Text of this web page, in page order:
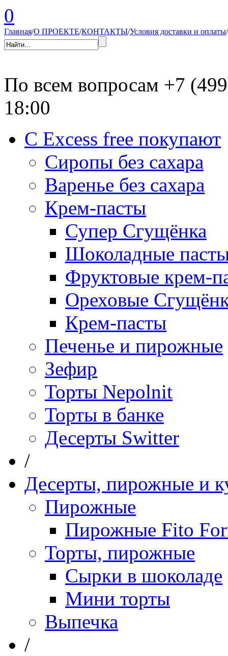
0
Главная/О ПРОЕКТЕ/КОНТАКТЫ/Условия доставки и оплаты/
По всем вопросам +7
18:00
С Excess free покупают
Сиропы без сахара
Варенье без сахара
Крем-пасты
Супер Сгущёнка
Шоколадные
Фруктовые крем-
Ореховые
Крем-пасты
Печенье и пирожные
Зефир
Торты Nepolnit
Торты в банке
Десерты Switter
/
Десерты, пирожные и
Пирожные
Пирожные Fito
Торты, пирожные
Сырки в шоколаде
Мини торты
Выпечка
/